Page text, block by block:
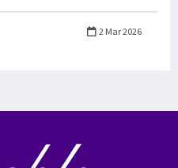
2 Mar 2026